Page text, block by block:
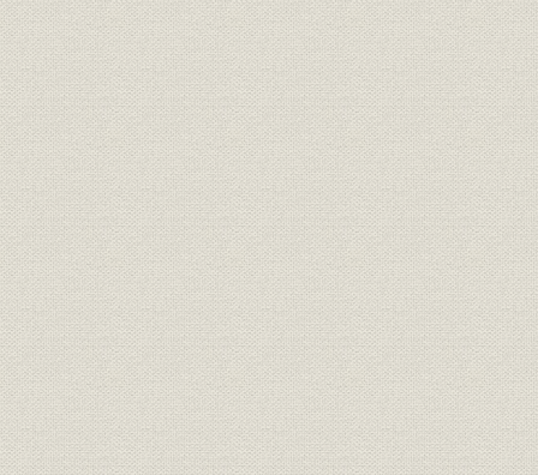
る。左から木戸孝充、山口尚
芳、岩倉具視、伊藤博文、大久
保利通。
靴;生産
『明治七年府県物産表』におけ
る靴の算出額
明治7年
靴;風俗
画家ワーグマンは、神戸で靴を
履く日本人を観察してスケッチ
を明治13年11月発行の英国の大
衆週刊誌に掲載した。「結果と
してウオノ目がはやることは確
実」と皮肉な注がつけられてい
る。
明治13年